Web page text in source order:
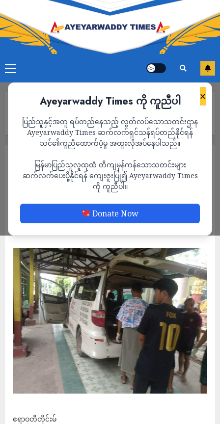
×
Ayeyarwaddy Times ကို ကူညီပါ
ပြည်သူနှင့်အတူ ရပ်တည်နေသည့် လွတ်လပ်သောသတင်းဌာန
Ayeyarwaddy Times ဆက်လက်ရှင်သန်ရပ်တည်နိုင်ရန်
သင်၏ကူညီထောက်ပံ့မှု အထူးလိုအပ်နေပါသည်။
မြန်မာပြည်သူလူထုထံ တိကျမှန်ကန်သောသတင်းများ
ဆက်လက်ပေးပို့နိုင်ရန် ကျေးဇူးပြု၍ Ayeyarwaddy Times
ကို ကူညီပါ။
Donate Now
အတွင်းလမ်းပေါ်သေဆုံးသူ လေးဦးထိရှိလာ
မြောင်းမြမြို့မှာ အမျိုသားတစ်ဦး လမ်းပေါ်
လဲကျသေဆုံး၊ တစ်လအတွင်းလမ်းပေါ်သေဆုံး
သူ လေးဦးထိရှိလာ
MYO MYINT AUNG MAY 31, 2023
ဧရာဝတီတိုင်းမ်